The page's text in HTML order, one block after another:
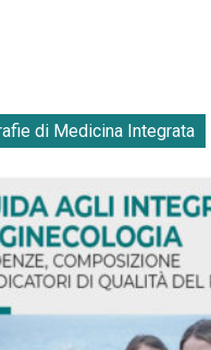
di Medicina Integrata